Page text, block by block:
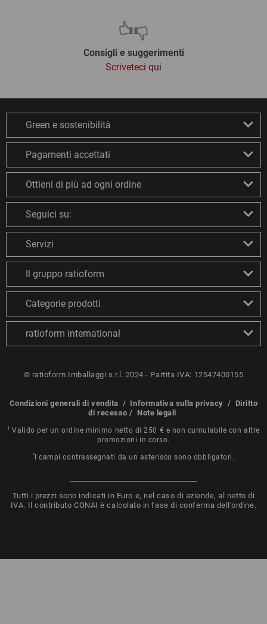
Consigli e suggerimenti
Scriveteci qui
Green e sostenibilità
Pagamenti accettati
Ottieni di più ad ogni ordine
Seguici su:
Servizi
Il gruppo ratioform
Categorie prodotti
ratioform international
© ratioform Imballaggi s.r.l. 2024 - Partita IVA: 12547400155
Condizioni generali di vendita / Informativa sulla privacy / Diritto
di recesso / Note legali
1Valido per un ordine minimo netto di 250 € e non cumulabile con altre
promozioni in corso.
* I campi contrassegnati da un asterisco sono obbligatori.
Tutti i prezzi sono indicati in Euro e, nel caso di aziende, al netto di
IVA. Il contributo CONAI è calcolato in fase di conferma dell’ordine.